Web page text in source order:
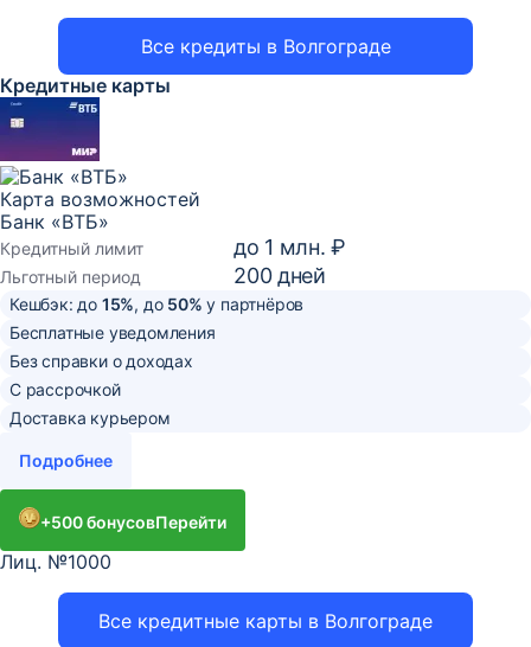
Все кредиты в Волгограде
Кредитные карты
Все кредитные карты в Волгограде
Карта возможностей
Банк «ВТБ»
Кредитный лимит до 1 млн. ₽
Льготный период 200дней
Кешбэк: до 15%, до 50% у партнёров
Бесплатные уведомления
Без справки о доходах
С рассрочкой
Доставка курьером
Подробнее
+500 бонусовПерейти
Лиц. №1000